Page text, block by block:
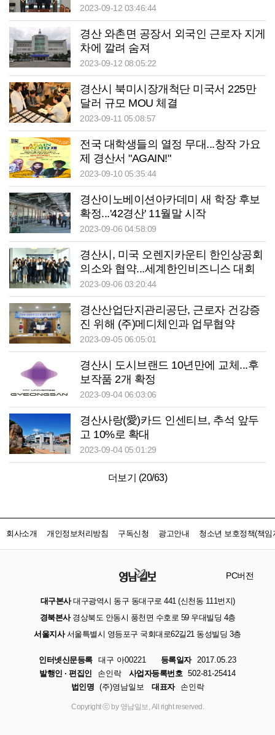
2023-09-12 03:46:44
경산 와촌면 공장서 외국인 근로자 지게
차에 깔려 숨져
2023-09-12 08:05:22
경산시 북미시장개척단 미국서 225만
달러 규모 MOU 체결
2023-09-11 05:08:57
전국 대학생들의 열정 무대...창작 가요
제 경산서 "AGAIN!"
2023-09-10 05:35:44
경산이노베이션아카데미 새 학장 후보
확정...'42경산' 11월말 시작
2023-09-06 04:58:09
경산시, 미국 오렌지카운티 한인상공회
의소와 협약...세계한인비즈니스 대회
참가 협의
2023-09-06 03:20:44
경산산업단지관리공단, 근로자 건강증
진 위해 (주)메디체인과 업무협약
2023-09-05 06:05:01
경산시 도시브랜드 10년만에 교체...후
보작품 2개 확정
2023-09-04 06:03:06
경산사랑(愛)카드 인센티브, 추석 앞두
고 10%로 확대
2023-09-04 05:01:29
더보기 (20/63)
회사소개 개인정보처리방침 구독신청 광고안내 청소년 보호정책(책임
PC버전
대구본사대구광역시 동구 동대구로 441 (신천동 111번지)
경북본사경상북도 안동시 풍천면 수호로 59 우대빌딩 4층
서울지사서울특별시 영등포구 국회대로62길21 동성빌딩 3층
인터넷신문등록 대구 아00221 등록일자
2017.05.23
발행인 · 편집인
손인락 사업자등록번호 502-81-25414
법인명 (주)영남일보 대표자 손인락
Copyright ⓒ by 영남일보, All right reserved.